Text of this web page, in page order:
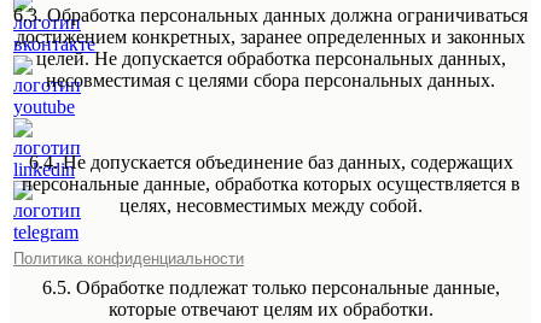
Политика конфиденциальности
6.3. Обработка персональных данных должна ограничиваться
достижением конкретных, заранее определенных и законных
целей. Не допускается обработка персональных данных,
несовместимая с целями сбора персональных данных.
6.4. Не допускается объединение баз данных, содержащих
персональные данные, обработка которых осуществляется в
целях, несовместимых между собой.
6.5. Обработке подлежат только персональные данные,
которые отвечают целям их обработки.